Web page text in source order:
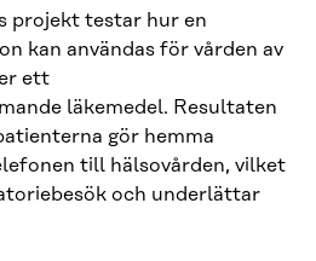
projekt testar hur en
kan användas för vården av
ett
läkemedel. Resultaten
gör hemma
till hälsovården, vilket
och underlättar